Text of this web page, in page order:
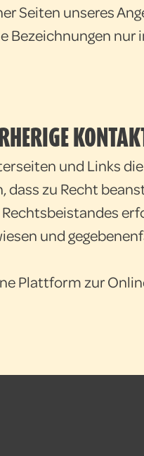
Seiten unseres
und Links
dass zu Recht
und
Plattform zur